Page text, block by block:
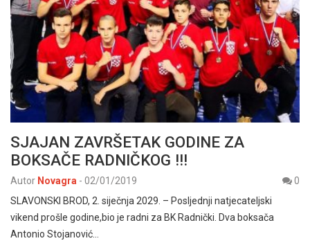
SJAJAN ZAVRŠETAK GODINE ZA
BOKSAČE RADNIČKOG !!!
Autor Novagra - 02/01/2019
0
SLAVONSKI BROD, 2. siječnja 2029. – Posljednji natjecateljski
vikend prošle godine,bio je radni za BK Radnički. Dva boksača
Antonio Stojanović…